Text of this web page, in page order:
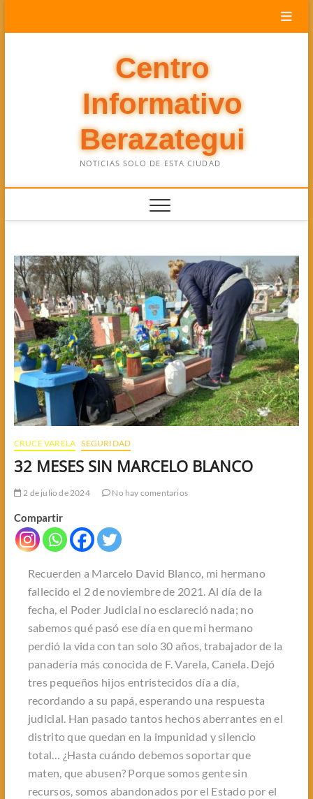
Centro
Informativo
Berazategui
NOTICIAS SOLO DE ESTA CIUDAD
CRUCE VARELA SEGURIDAD
32 MESES SIN MARCELO BLANCO
2 de julio de 2024 No hay comentarios
Compartir
Recuerden a Marcelo David Blanco, mi hermano
fallecido el 2 de noviembre de 2021. Al día de la
fecha, el Poder Judicial no esclareció nada; no
sabemos qué pasó ese día en que mi hermano
perdió la vida con tan solo 30 años, trabajador de la
panadería más conocida de F. Varela, Canela. Dejó
tres pequeños hijos entristecidos día a día,
recordando a su papá, esperando una respuesta
judicial. Han pasado tantos hechos aberrantes en el
distrito que quedan en la impunidad y silencio
total… ¿Hasta cuándo debemos soportar que
maten, que abusen? Porque somos gente sin
recursos, somos abandonados por el Estado por el